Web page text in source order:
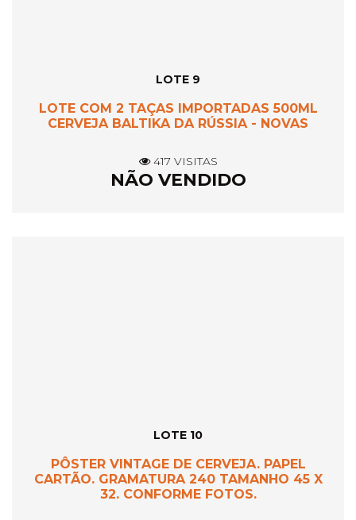
LOTE 9
LOTE COM 2 TAÇAS IMPORTADAS 500ML
CERVEJA BALTIKA DA RÚSSIA - NOVAS
417 VISITAS
NÃO VENDIDO
LOTE 10
PÔSTER VINTAGE DE CERVEJA. PAPEL
CARTÃO. GRAMATURA 240 TAMANHO 45 X
32. CONFORME FOTOS.